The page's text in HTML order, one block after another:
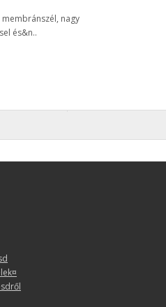
nagy
és&n..